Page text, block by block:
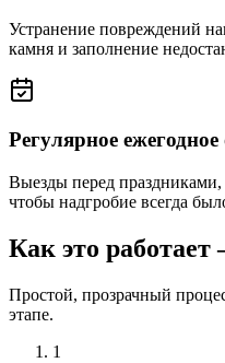
Устранение повреждений
камня и заполнение
Регулярное
Выезды перед
чтобы надгробие всегда
Как это
Простой, прозрачный
этапе.
1